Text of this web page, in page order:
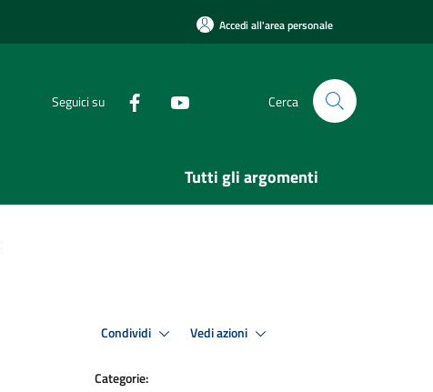
Accedi all'area personale
Seguici su Cerca
Tutti gli argomenti
Condividi Vedi azioni
Categorie: